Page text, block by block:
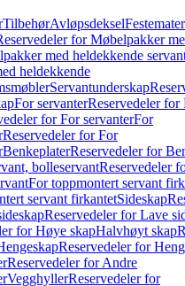
TilbehørAvløpsdeksel
for Møbelpakker
med heldekkende
heldekkende
Servantunderskap
For servanterReservedeler for
for For servanterFor
Reservedeler for For
BenkeplaterReservedeler for
bolleservantReservedeler
For toppmontert servant
servant firkantetSideskap
Reservedeler for Lave
for Høye skapHalvhøyt skap
Reservedeler for
Reservedeler for Andre
VegghyllerReservedeler for